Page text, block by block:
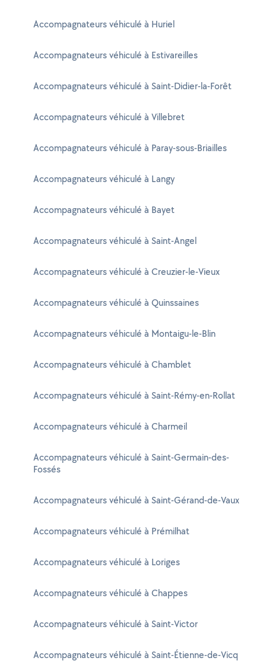
Accompagnateurs véhiculé à Huriel
Accompagnateurs véhiculé à Estivareilles
Accompagnateurs véhiculé à Saint-Didier-la-Forêt
Accompagnateurs véhiculé à Villebret
Accompagnateurs véhiculé à Paray-sous-Briailles
Accompagnateurs véhiculé à Langy
Accompagnateurs véhiculé à Bayet
Accompagnateurs véhiculé à Saint-Angel
Accompagnateurs véhiculé à Creuzier-le-Vieux
Accompagnateurs véhiculé à Quinssaines
Accompagnateurs véhiculé à Montaigu-le-Blin
Accompagnateurs véhiculé à Chamblet
Accompagnateurs véhiculé à Saint-Rémy-en-Rollat
Accompagnateurs véhiculé à Charmeil
Accompagnateurs véhiculé à Saint-Germain-des-
Fossés
Accompagnateurs véhiculé à Saint-Gérand-de-Vaux
Accompagnateurs véhiculé à Prémilhat
Accompagnateurs véhiculé à Loriges
Accompagnateurs véhiculé à Chappes
Accompagnateurs véhiculé à Saint-Victor
Accompagnateurs véhiculé à Saint-Étienne-de-Vicq